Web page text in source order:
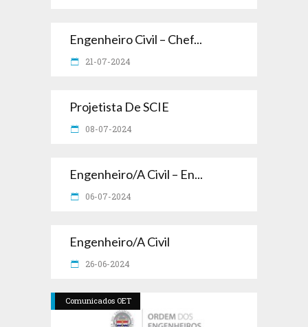
Engenheiro Civil – Chef...
21-07-2024
Projetista De SCIE
08-07-2024
Engenheiro/a Civil – En...
06-07-2024
Engenheiro/a Civil
26-06-2024
Comunicados OET